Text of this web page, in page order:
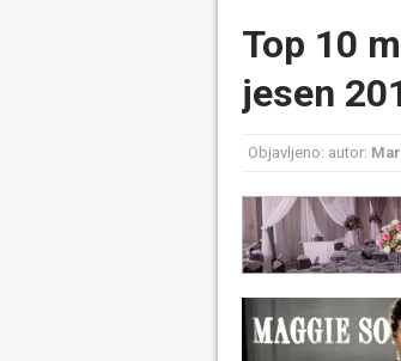
Top 10
jesen
Objavljeno: autor: